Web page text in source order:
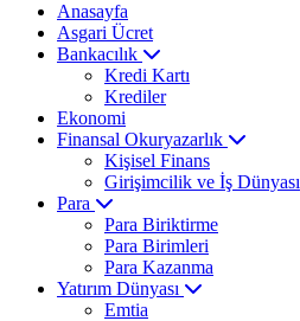
Anasayfa
Asgari Ücret
Bankacılık
Kredi Kartı
Krediler
Ekonomi
Finansal Okuryazarlık
Kişisel Finans
Girişimcilik ve İş Dünyası
Para
Para Biriktirme
Para Birimleri
Para Kazanma
Yatırım Dünyası
Emtia